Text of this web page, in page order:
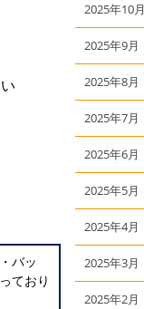
バッ
ており
2025年10月
2025年9月
2025年8月
2025年7月
2025年6月
2025年5月
2025年4月
2025年3月
2025年2月